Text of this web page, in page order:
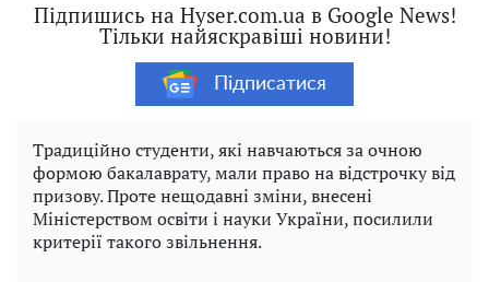
Підпишись на Hyser.com.ua в Google News!
Тільки найяскравіші новини!
Підписатися
Традиційно студенти, які навчаються за очною
формою бакалаврату, мали право на відстрочку від
призову. Проте нещодавні зміни, внесені
Міністерством освіти і науки України, посилили
критерії такого звільнення.